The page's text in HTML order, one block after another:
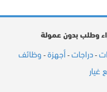
وطلب بدون عمولة
- دراجات - أجهزة - وظائف
غيار